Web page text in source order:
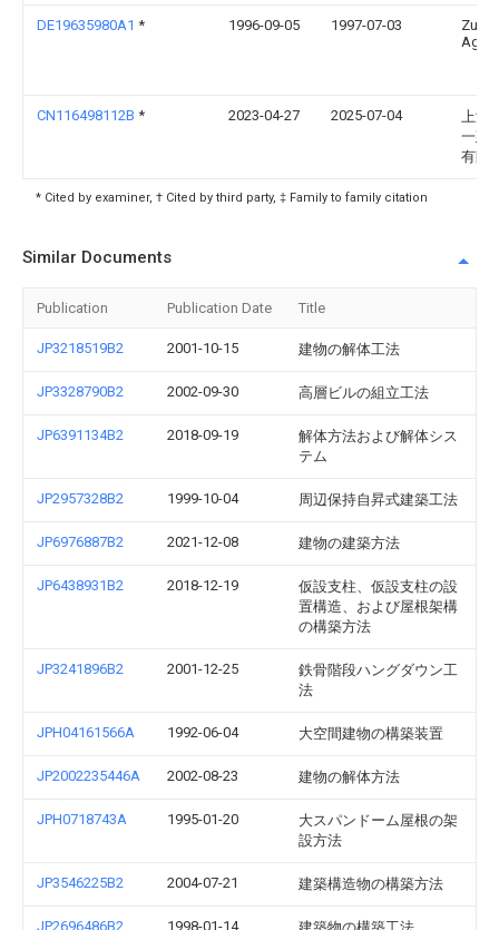
DE19635980A1 * 1996-09-05 1997-07-03
Ag
CN116498112B * 2023-04-27 2025-07-04
上海
一建
有限
* Cited by examiner, † Cited by third party, ‡ Family to family citation
Similar Documents
Publication Publication Date Title
JP3218519B2 2001-10-15 建物の解体工法
JP3328790B2 2002-09-30 高層ビルの組立工法
JP6391134B2 2018-09-19
解体方法および解体シス
テム
JP2957328B2 1999-10-04 周辺保持自昇式建築工法
JP6976887B2 2021-12-08 建物の建築方法
JP6438931B2 2018-12-19
仮設支柱、仮設支柱の設
置構造、および屋根架構
の構築方法
JP3241896B2 2001-12-25
鉄骨階段ハングダウン工
法
JPH04161566A 1992-06-04 大空間建物の構築装置
JP2002235446A 2002-08-23 建物の解体方法
JPH0718743A 1995-01-20
大スパンドーム屋根の架
設方法
JP3546225B2 2004-07-21 建築構造物の構築方法
JP2696486B2 1998-01-14